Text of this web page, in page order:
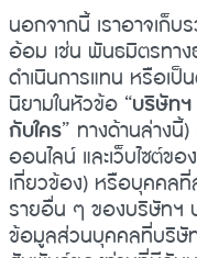
นอกจากนี้ เราอาจเก็
อ้อม เช่น พันธมิตรทาง
ดำเนินการแทน หรือเ
นิยามในหัวข้อ “บริษัท
กับใคร” ทางด้านล่าง
ออนไลน์ และเว็บไซต์
เกี่ยวข้อง) หรือบุคคล
รายอื่น ๆ ของบริษัทฯ
ข้อมูลส่วนบุคคลที่บริษั